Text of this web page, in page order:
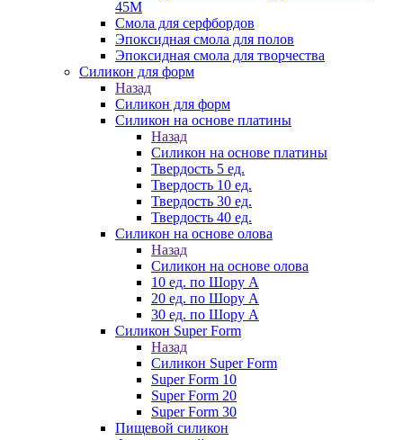
45М
Смола для серфбордов
Эпоксидная смола для полов
Эпоксидная смола для творчества
Силикон для форм
Назад
Силикон для форм
Силикон на основе платины
Назад
Силикон на основе платины
Твердость 5 ед.
Твердость 10 ед.
Твердость 30 ед.
Твердость 40 ед.
Силикон на основе олова
Назад
Силикон на основе олова
10 ед. по Шору А
20 ед. по Шору А
30 ед. по Шору А
Силикон Super Form
Назад
Силикон Super Form
Super Form 10
Super Form 20
Super Form 30
Пищевой силикон